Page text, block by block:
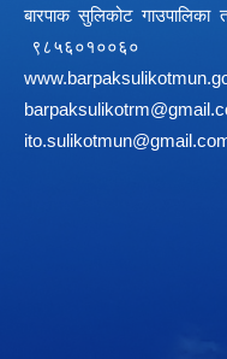
बारपाक सुलिकोट